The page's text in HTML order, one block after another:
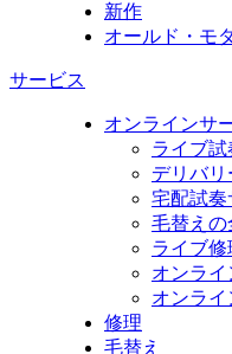
新作
オールド・モ
サービス
オンラインサ
ライブ試
デリバリ
宅配試奏
毛替えの
ライブ修
オンラ
オンラ
修理
毛替え